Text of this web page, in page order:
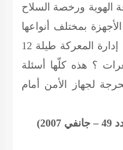
الهوية ورخصة السلاح
بمختلف أنواعها
بما فيها الجيش الوطني عند إدارة المعركة طيلة 12
؟ هذه كلّها أسئلة
لجهاز الأمن أمام